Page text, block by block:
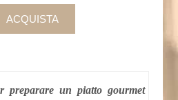
preparare un piatto gourmet